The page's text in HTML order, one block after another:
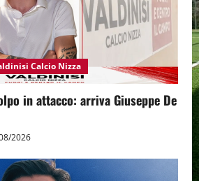
Calcio Nizza
in attacco: arriva Giuseppe De
2026